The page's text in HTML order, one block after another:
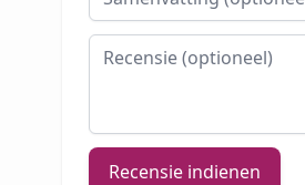
Recensie
Recensie indienen